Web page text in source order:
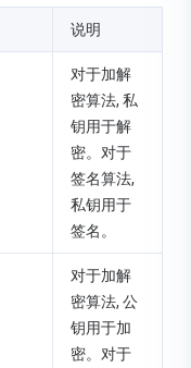
说明
对于加解
密算法, 私
钥用于解
密。对于
签名算法,
私钥用于
签名。
对于加解
密算法, 公
钥用于加
密。对于